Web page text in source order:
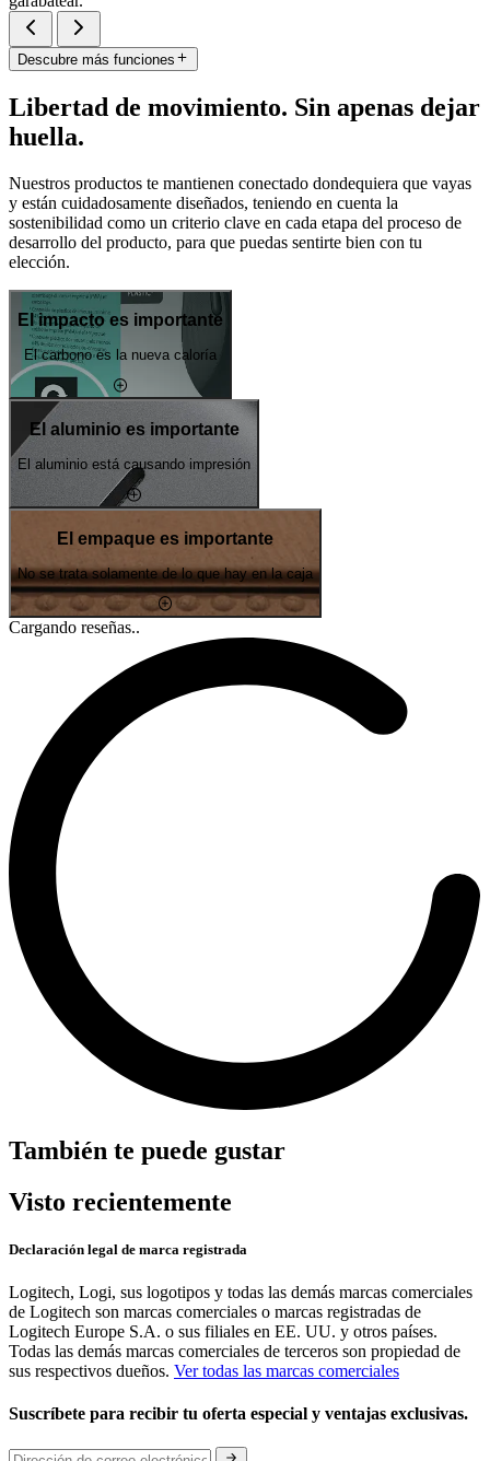
Descubre más funciones
Libertad de movimiento. Sin apenas dejar
huella.
Nuestros productos te mantienen conectado dondequiera que vayas
y están cuidadosamente diseñados, teniendo en cuenta la
sostenibilidad como un criterio clave en cada etapa del proceso de
desarrollo del producto, para que puedas sentirte bien con tu
elección.
El impacto es importante
El carbono es la nueva caloría
El aluminio es importante
El aluminio está causando impresión
El empaque es importante
No se trata solamente de lo que hay en la caja
Cargando reseñas..
También te puede gustar
Visto recientemente
Declaración legal de marca registrada
Logitech, Logi, sus logotipos y todas las demás marcas comerciales
de Logitech son marcas comerciales o marcas registradas de
Logitech Europe S.A. o sus filiales en EE. UU. y otros países.
Todas las demás marcas comerciales de terceros son propiedad de
sus respectivos dueños. Ver todas las marcas comerciales
Suscríbete para recibir tu oferta especial y ventajas exclusivas.